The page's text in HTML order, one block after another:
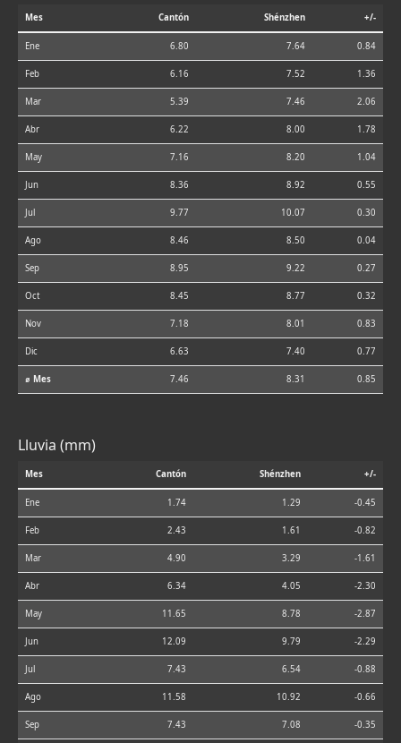
Mes Cantón Shénzhen +/-
Ene 6.80 7.64 0.84
Feb 6.16 7.52 1.36
Mar 5.39 7.46 2.06
Abr 6.22 8.00 1.78
May 7.16 8.20 1.04
Jun 8.36 8.92 0.55
Jul 9.77 10.07 0.30
Ago 8.46 8.50 0.04
Sep 8.95 9.22 0.27
Oct 8.45 8.77 0.32
Nov 7.18 8.01 0.83
Dic 6.63 7.40 0.77
⌀ Mes 7.46 8.31 0.85
Lluvia (mm)
Mes Cantón Shénzhen +/-
Ene 1.74 1.29 -0.45
Feb 2.43 1.61 -0.82
Mar 4.90 3.29 -1.61
Abr 6.34 4.05 -2.30
May 11.65 8.78 -2.87
Jun 12.09 9.79 -2.29
Jul 7.43 6.54 -0.88
Ago 11.58 10.92 -0.66
Sep 7.43 7.08 -0.35